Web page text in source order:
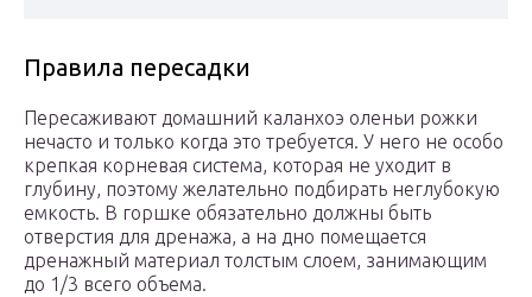
Правила пересадки
Пересаживают домашний каланхоэ оленьи рожки
нечасто и только когда это требуется. У него не особо
крепкая корневая система, которая не уходит в
глубину, поэтому желательно подбирать неглубокую
емкость. В горшке обязательно должны быть
отверстия для дренажа, а на дно помещается
дренажный материал толстым слоем, занимающим
до 1/3 всего объема.